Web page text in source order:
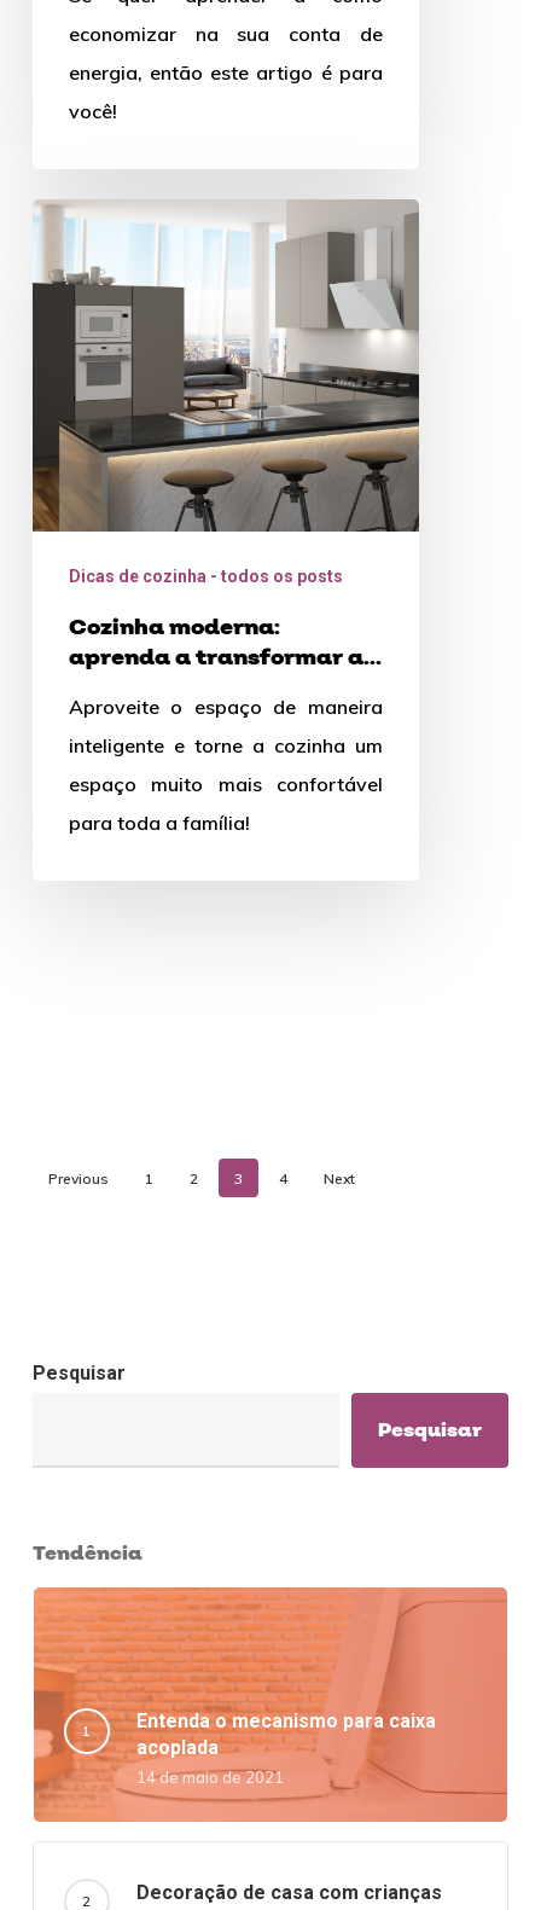
economizar na sua conta de
energia, então este artigo é para
você!
Cozinha
com
essas
dicasDicas de cozinha - todos os posts
Cozinha moderna:
aprenda a transformar a
Aproveite o espaço de maneira
inteligente e torne a cozinha um
espaço muito mais confortável
para toda a família!
Previous 1 2 3 4 Next
Pesquisar
Pesquisar
Tendência
Entenda o mecanismo para caixa
acoplada
14 de maio de 2021
Decoração de casa com crianças